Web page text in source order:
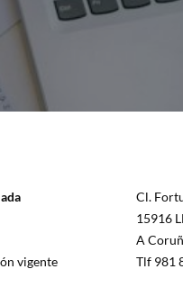
vigente
Cl.
15916
A
Tlf 981